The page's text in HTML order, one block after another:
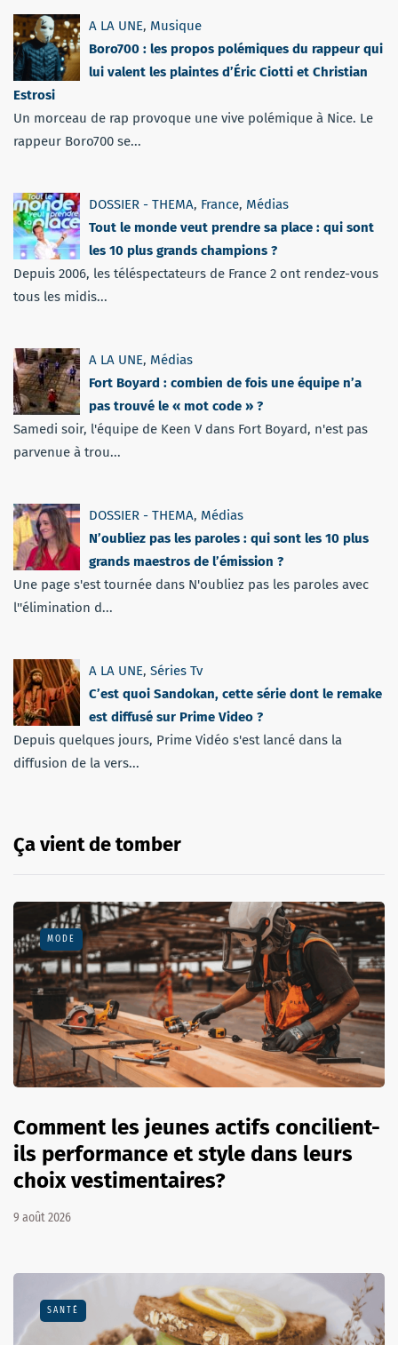
A LA UNE, Musique
Boro700 : les propos polémiques du rappeur qui
lui valent les plaintes d’Éric Ciotti et Christian
Estrosi
Un morceau de rap provoque une vive polémique à Nice. Le
rappeur Boro700 se...
DOSSIER - THEMA, France, Médias
Tout le monde veut prendre sa place : qui sont
les 10 plus grands champions ?
Depuis 2006, les téléspectateurs de France 2 ont rendez-vous
tous les midis...
A LA UNE, Médias
Fort Boyard : combien de fois une équipe n’a
pas trouvé le « mot code » ?
Samedi soir, l'équipe de Keen V dans Fort Boyard, n'est pas
parvenue à trou...
DOSSIER - THEMA, Médias
N’oubliez pas les paroles : qui sont les 10 plus
grands maestros de l’émission ?
Une page s'est tournée dans N'oubliez pas les paroles avec
l''élimination d...
A LA UNE, Séries Tv
C’est quoi Sandokan, cette série dont le remake
est diffusé sur Prime Video ?
Depuis quelques jours, Prime Vidéo s'est lancé dans la
diffusion de la vers...
Ça vient de tomber
MODE
Comment les jeunes actifs concilient-
ils performance et style dans leurs
choix vestimentaires?
9 août 2026
SANTÉ